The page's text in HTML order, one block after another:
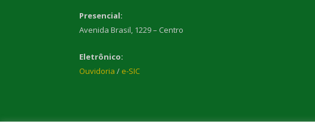
Presencial:
Avenida Brasil, 1229 – Centro
Eletrônico:
Ouvidoria / e-SIC